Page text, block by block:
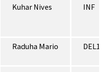
Kuhar Nives INF
Raduha Mario DEL1